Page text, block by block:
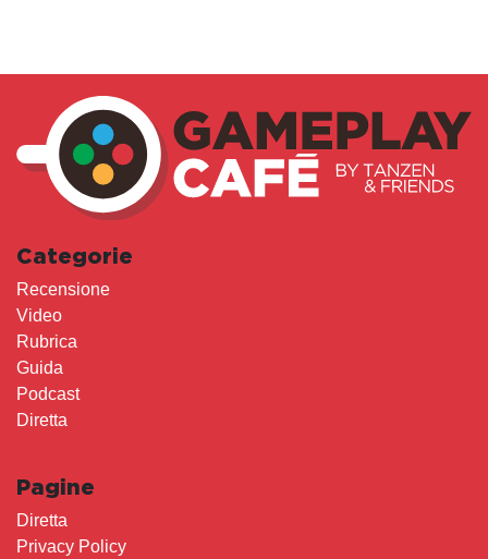
Categorie
Recensione
Video
Rubrica
Guida
Podcast
Diretta
Pagine
Diretta
Privacy Policy